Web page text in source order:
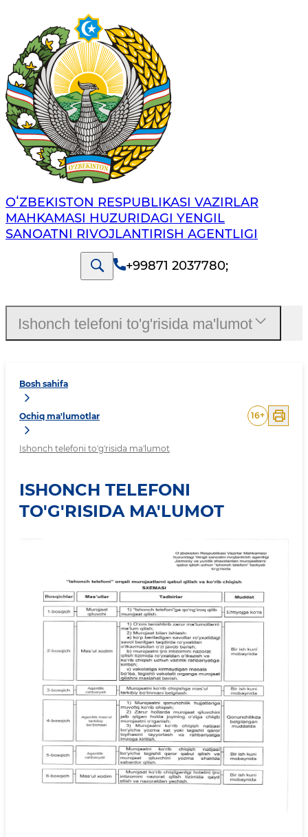
OʻZBEKISTON RESPUBLIKASI VAZIRLAR
MAHKAMASI HUZURIDAGI YENGIL
SANOATNI RIVOJLANTIRISH AGENTLIGI
+99871 2037780;
Bosh sahifa
Ochiq ma'lumotlar
Ishonch telefoni to'g'risida ma'lumot
16+
ISHONCH TELEFONI
TO'G'RISIDA MA'LUMOT
Ishonch telefoni to'g'risida ma'lumot